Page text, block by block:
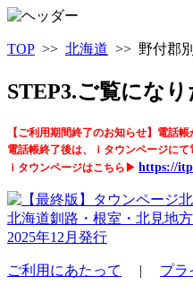
TOP >> 北海道 >> 野付郡
STEP3.ご覧にな
【ご利用期間終了のお知らせ】電話
電話帳終了後は、ｉタウンページに
ｉタウンページはこちら▶ https://
北海道釧路・根室・北見地
2025年12月発行
ご利用にあたって | プラ